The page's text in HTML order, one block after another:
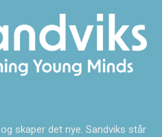
skaper det nye. Sandviks står